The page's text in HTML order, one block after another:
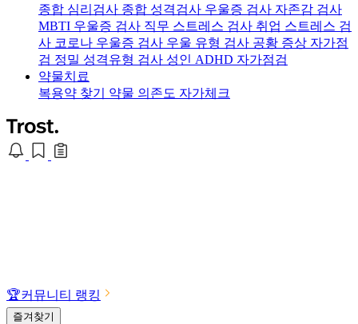
종합 심리검사 종합 성격검사 우울증 검사 자존감 검사
MBTI 우울증 검사 직무 스트레스 검사 취업 스트레스 검
사 코로나 우울증 검사 우울 유형 검사 공황 증상 자가점
검 정밀 성격유형 검사 성인 ADHD 자가점검
약물치료
복용약 찾기 약물 의존도 자가체크
🏆커뮤니티 랭킹
즐겨찾기